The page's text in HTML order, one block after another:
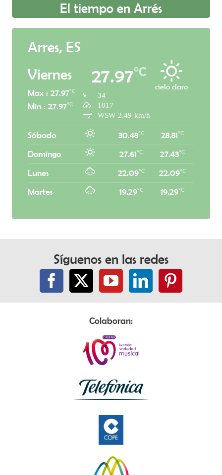
El tiempo en Arrés
Arres, ES
cielo claro
27.97°C
Viernes
Max : 27.97°C
Min : 27.97°C
34
1017
WSW 2.49 km/h
Sábado 30.48°C 28.81°C
Domingo 27.61°C 27.43°C
Lunes 22.09°C 22.09°C
Martes 19.29°C 19.29°C
Síguenos en las redes
Colaboran: